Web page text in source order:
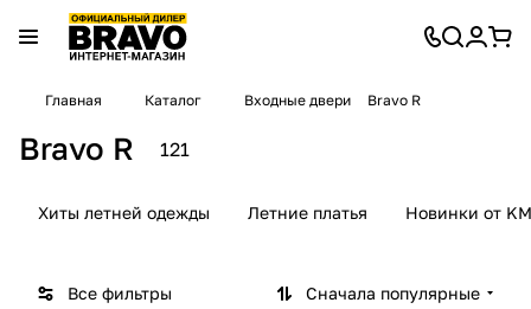
Главная Каталог Входные двери Bravo R
Bravo R 121
Хиты летней одежды Летние платья Новинки от
Все фильтры Сначала популярные